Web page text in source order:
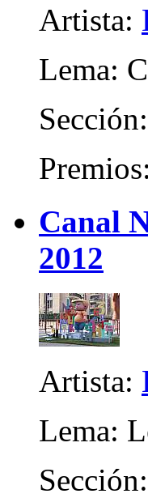
Artista:
Lema:
Canal
2012
Artista:
Lema: